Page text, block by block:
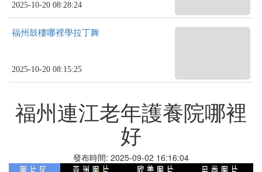
2025-10-20 08:28:24
福州鼓樓哪裡學拉丁舞
2025-10-20 08:15:25
福州連江老年護養院哪裡
好
發布時間: 2025-09-02 16:16:04